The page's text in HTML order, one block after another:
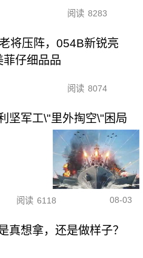
阅读 8283
将压阵，054B新锐亮
菲仔细品品
阅读 8074
坚军工\"里外掏空\"困局
阅读 6118 08-03
真想拿，还是做样子？